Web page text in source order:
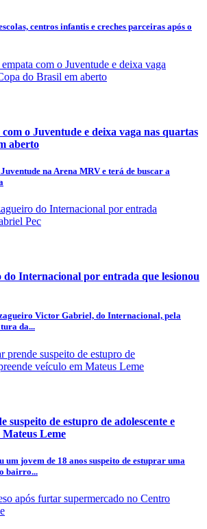
centros infantis e creches parceiras após o
o Juventude e deixa vaga nas quartas
aberto
na Arena MRV e terá de buscar a
do Internacional por entrada que lesionou
Victor Gabriel, do Internacional, pela
da...
de estupro de adolescente e
Mateus Leme
jovem de 18 anos suspeito de estuprar uma
bairro...